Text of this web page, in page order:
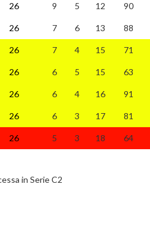
26 9 5 12 90
26 7 6 13 88
26 7 4 15 71
26 6 5 15 63
26 6 4 16 91
26 6 3 17 81
26 5 3 18 64
in Serie C2